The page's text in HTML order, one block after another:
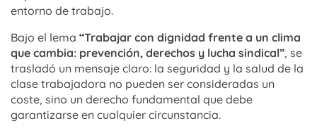
entorno de trabajo.
Bajo el lema “Trabajar con dignidad frente a un clima
que cambia: prevención, derechos y lucha sindical”, se
trasladó un mensaje claro: la seguridad y la salud de la
clase trabajadora no pueden ser consideradas un
coste, sino un derecho fundamental que debe
garantizarse en cualquier circunstancia.